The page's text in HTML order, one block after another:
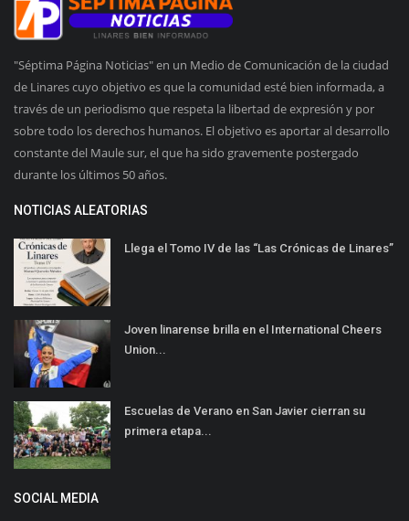
"Séptima Página Noticias" en un Medio de Comunicación de la ciudad
de Linares cuyo objetivo es que la comunidad esté bien informada, a
través de un periodismo que respeta la libertad de expresión y por
sobre todo los derechos humanos. El objetivo es aportar al desarrollo
constante del Maule sur, el que ha sido gravemente postergado
durante los últimos 50 años.
NOTICIAS ALEATORIAS
Llega el Tomo IV de las “Las Crónicas de Linares”
Joven linarense brilla en el International Cheers
Union...
Escuelas de Verano en San Javier cierran su
primera etapa...
SOCIAL MEDIA